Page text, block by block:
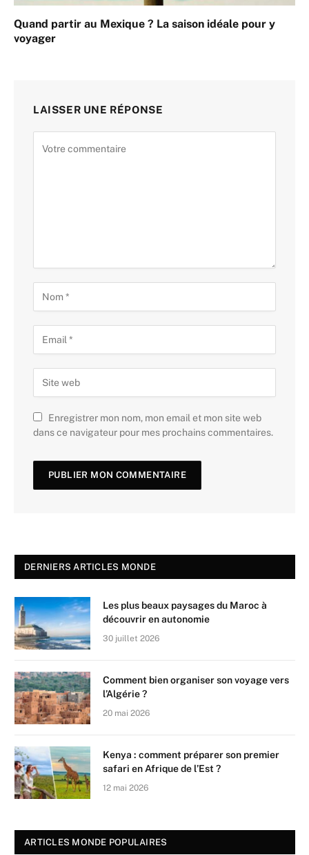
Quand partir au Mexique ? La saison idéale pour y
voyager
LAISSER UNE RÉPONSE
Enregistrer mon nom, mon email et mon site web
dans ce navigateur pour mes prochains commentaires.
DERNIERS ARTICLES MONDE
Les plus beaux paysages du Maroc à
découvrir en autonomie
30 juillet 2026
Comment bien organiser son voyage vers
l’Algérie ?
20 mai 2026
Kenya : comment préparer son premier
safari en Afrique de l’Est ?
12 mai 2026
ARTICLES MONDE POPULAIRES